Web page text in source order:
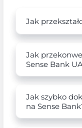
Jak
Jak
Sense Bank
Jak szybko
na Sense